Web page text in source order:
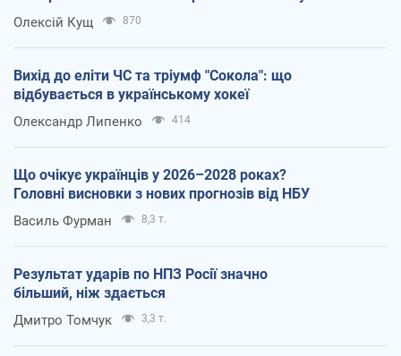
Олексій Кущ 870
Вихід до еліти ЧС та тріумф "Сокола": що
відбувається в українському хокеї
Олександр Липенко 414
Що очікує українців у 2026–2028 роках?
Головні висновки з нових прогнозів від НБУ
Василь Фурман 8,3 т.
Результат ударів по НПЗ Росії значно
більший, ніж здається
Дмитро Томчук 3,3 т.